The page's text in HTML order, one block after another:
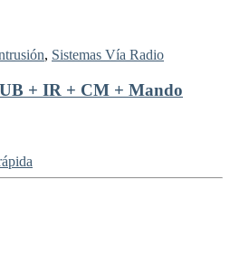
, Sistemas Vía Radio
+ IR + CM + Mando